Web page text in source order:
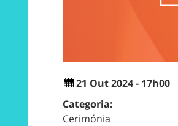
21 Out 2024 - 17h00
Categoria:
Cerimónia